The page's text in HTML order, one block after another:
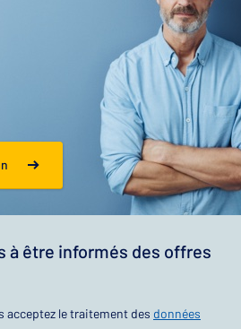
à être informés des offres
acceptez le traitement des données